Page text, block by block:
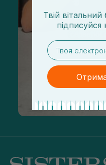
Твій
підписуйся
email